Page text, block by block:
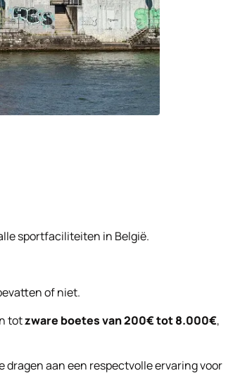
sportfaciliteiten in België.
of niet.
totzware boetes van 200€ tot 8.000€,
dragen aan een respectvolle ervaring voor